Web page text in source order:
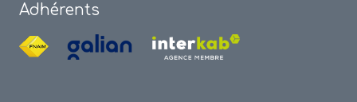
Adhérents